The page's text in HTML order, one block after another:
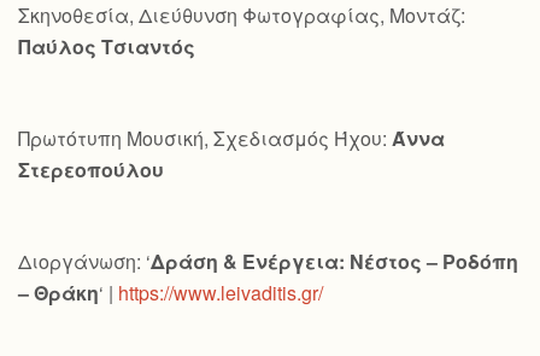
Σκηνοθεσία, Διεύθυνση Φωτογραφίας, Μοντάζ:
Παύλος Τσιαντός
Πρωτότυπη Μουσική, Σχεδιασμός Ήχου: Άννα
Στερεοπούλου
Διοργάνωση: ‘Δράση & Ενέργεια: Νέστος – Ροδόπη
– Θράκη‘ | https://www.leivaditis.gr/